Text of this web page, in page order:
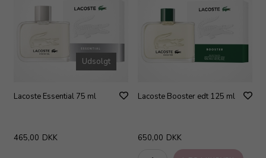
Udsolgt
Lacoste Essential 75 ml
465,00 DKK
Lacoste Booster edt 125 ml
650,00 DKK